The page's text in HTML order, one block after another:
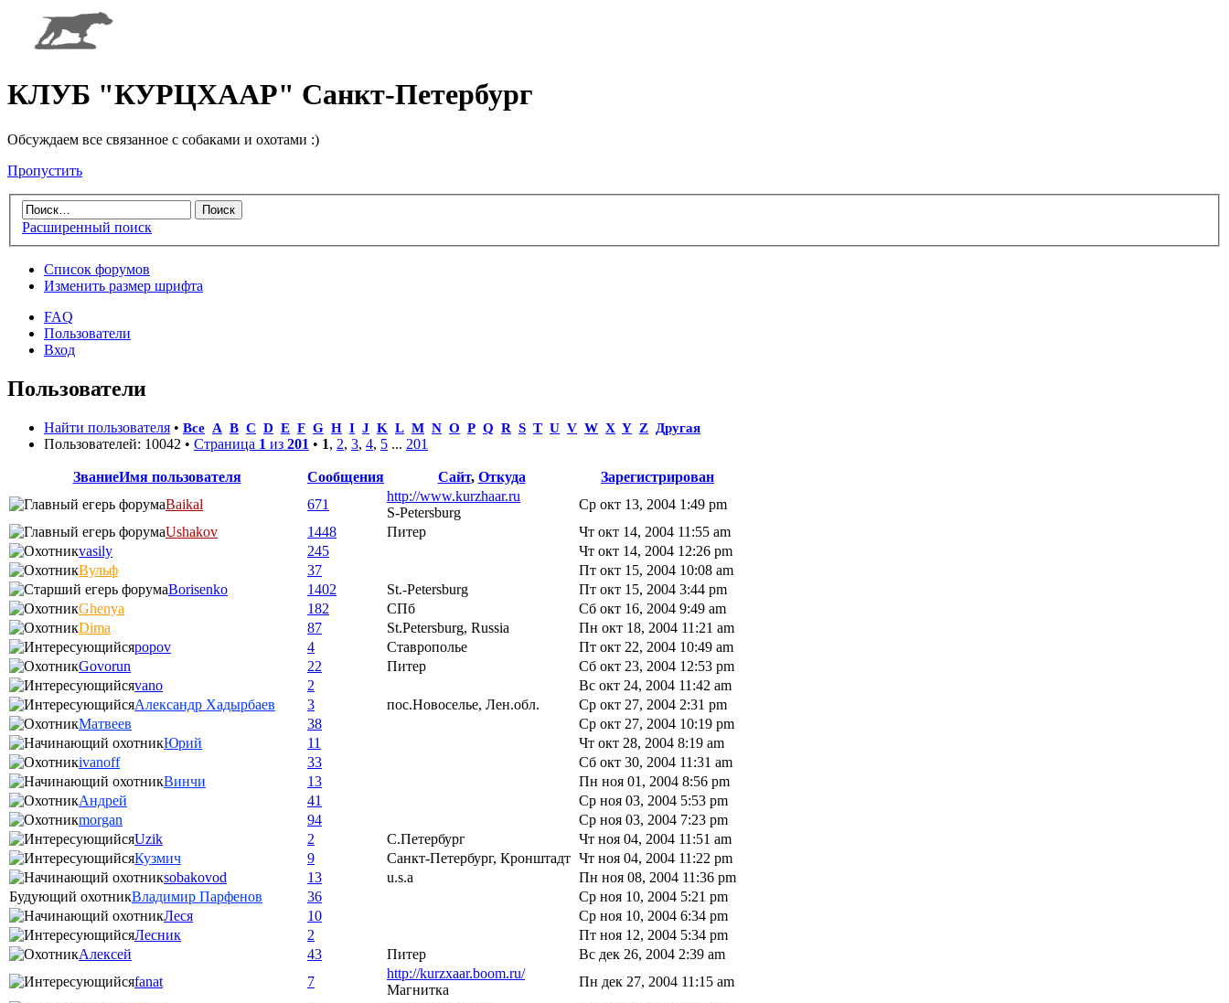
КЛУБ "КУРЦХААР" Санкт-Петербург
Обсуждаем все связанное с собаками и охотами :)
Пропустить
Расширенный поиск
Список форумов
Изменить размер шрифта
FAQ
Пользователи
Вход
Пользователи
Найти пользователя • Все A B C D E F G H I J K L M N O P Q R S T U V W X Y Z Другая
Пользователей: 10042 • Страница 1 из 201 • 1, 2, 3, 4, 5 ... 201
ЗваниеИмя пользователя Сообщения Сайт, Откуда
Зарегистрирован
Baikal
671
http://www.kurzhaar.ru
S-Petersburg
Ср окт 13, 2004 1:49 pm
Ushakov
1448 Питер
Чт окт 14, 2004 11:55 am
vasily
245
Чт окт 14, 2004 12:26 pm
Вульф
37
Пт окт 15, 2004 10:08 am
Borisenko
1402 St.-Petersburg
Пт окт 15, 2004 3:44 pm
Ghenya
182 СПб
Сб окт 16, 2004 9:49 am
Dima
87 St.Petersburg, Russia
Пн окт 18, 2004 11:21 am
popov
4 Ставрополье
Пт окт 22, 2004 10:49 am
Govorun
22 Питер
Сб окт 23, 2004 12:53 pm
vano
2
Вс окт 24, 2004 11:42 am
Александр Хадырбаев
3 пос.Новоселье, Лен.обл.
Ср окт 27, 2004 2:31 pm
Матвеев
38
Ср окт 27, 2004 10:19 pm
Юрий
11
Чт окт 28, 2004 8:19 am
ivanoff
33
Сб окт 30, 2004 11:31 am
Винчи
13
Пн ноя 01, 2004 8:56 pm
Андрей
41
Ср ноя 03, 2004 5:53 pm
morgan
94
Ср ноя 03, 2004 7:23 pm
Uzik
2 С.Петербург
Чт ноя 04, 2004 11:51 am
Кузмич
9 Санкт-Петербург, Кронштадт Чт ноя 04, 2004 11:22 pm
sobakovod
13 u.s.a
Пн ноя 08, 2004 11:36 pm
Будующий охотникВладимир Парфенов 36
Ср ноя 10, 2004 5:21 pm
Леся
10
Ср ноя 10, 2004 6:34 pm
Лесник
2
Пт ноя 12, 2004 5:34 pm
Алексей
43 Питер
Вс дек 26, 2004 2:39 am
fanat
7
http://kurzxaar.boom.ru/
Магнитка
Пн дек 27, 2004 11:15 am